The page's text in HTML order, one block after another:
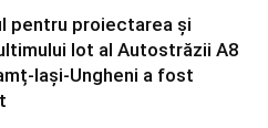
pentru proiectarea și
lot al Autostrăzii A8
Iași-Ungheni a fost